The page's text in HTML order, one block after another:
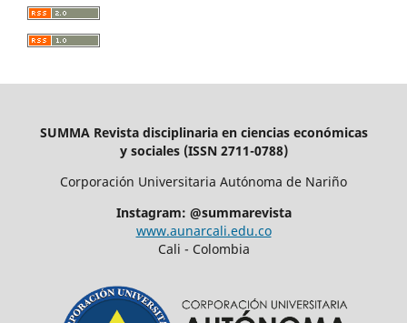
SUMMA Revista disciplinaria en ciencias económicas
y sociales (ISSN 2711-0788)
Corporación Universitaria Autónoma de Nariño
Instagram: @summarevista
www.aunarcali.edu.co
Cali - Colombia